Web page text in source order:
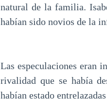
natural de la familia.
habían sido novios de la
Las especulaciones eran
rivalidad que se había
habían estado